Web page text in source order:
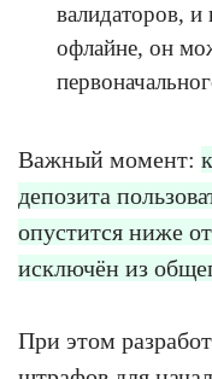
валидаторов, и
офлайне, он
Важный момент:
депозита
опустится ниже
исключён из
При этом